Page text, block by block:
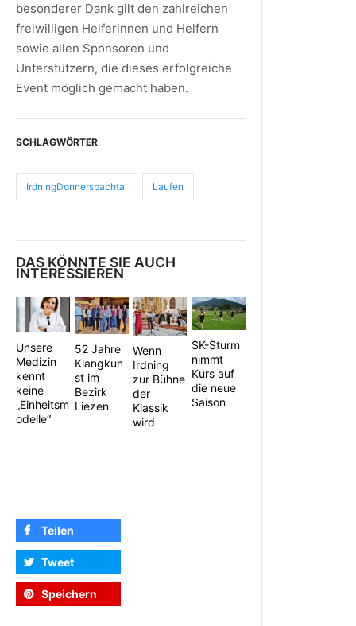
besonderer Dank gilt den zahlreichen
freiwilligen Helferinnen und Helfern
sowie allen Sponsoren und
Unterstützern, die dieses erfolgreiche
Event möglich gemacht haben.
SCHLAGWÖRTER
IrdningDonnersbachtal Laufen
DAS KÖNNTE SIE AUCH
INTERESSIEREN
Unsere
Medizin
kennt
keine
„Einheitsm
odelle“
52 Jahre
Klangkun
st im
Bezirk
Liezen
Wenn
Irdning
zur Bühne
der
Klassik
wird
SK-Sturm
nimmt
Kurs auf
die neue
Saison
Teilen
Tweet
Speichern